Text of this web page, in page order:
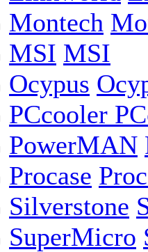
Montech
MSI MSI
Ocypus
PCcooler
PowerMAN
Procase
Silverstone
SuperMicro